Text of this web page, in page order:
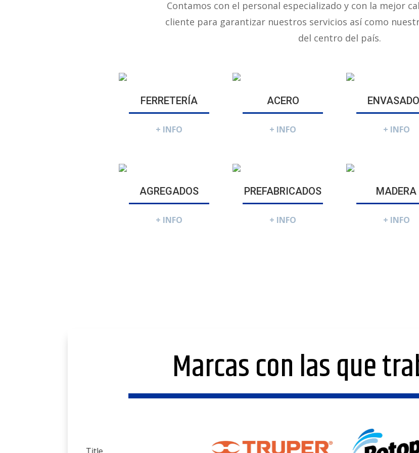
Contamos con el personal especializado y con la mejor
cliente para garantizar nuestros servicios así como
del centro del país.
FERRETERÍA
+ INFO
ACERO
+ INFO + INFO
AGREGADOS
+ INFO
PREFABRICADOS
+ INFO
MADERA
+ INFO
Marcas con las que